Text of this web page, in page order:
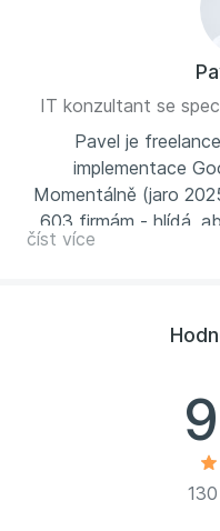
IT konzultant se
Pavel je
implementace
Momentálně (jaro
603 firmám - hlídá,
zaměstnance
školení a jeho kurzy
číst více